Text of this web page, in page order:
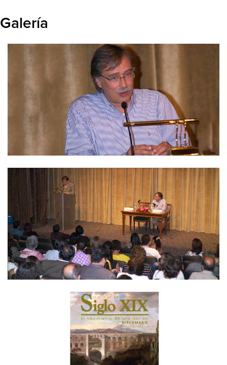
Puebla y de la Universidad de las Américas Puebla.
Galería